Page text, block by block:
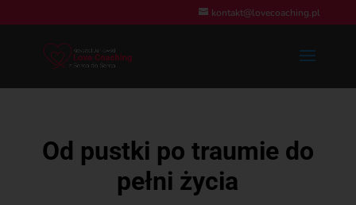
kontakt@lovecoaching.pl
Od pustki po traumie do
pełni życia